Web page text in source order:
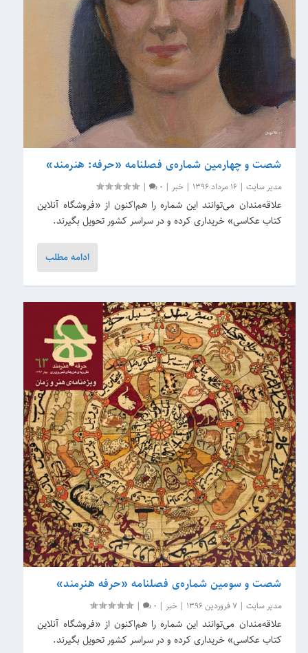
شصت و چهارمین شماره‌ی فصلنامه «حرفه: هنرمند»
مدیر سایت |16 مرداد 1396 | خبر |
0
|
علاقه‌مندان می‌توانند این شماره را هم‌اکنون از «فروشگاه آنلاین
کتاب عکاسی» خریداری کرده و در سراسر کشور تحویل بگیرند.
ادامه مطلب
شصت‌ و‌ سومین شماره‌ی فصلنامه «حرفه هنرمند»
مدیر سایت |7 فروردین 1396 | خبر |
0
|
علاقه‌مندان می‌توانند این شماره را هم‌اکنون از «فروشگاه آنلاین
کتاب عکاسی» خریداری کرده و در سراسر کشور تحویل بگیرند.